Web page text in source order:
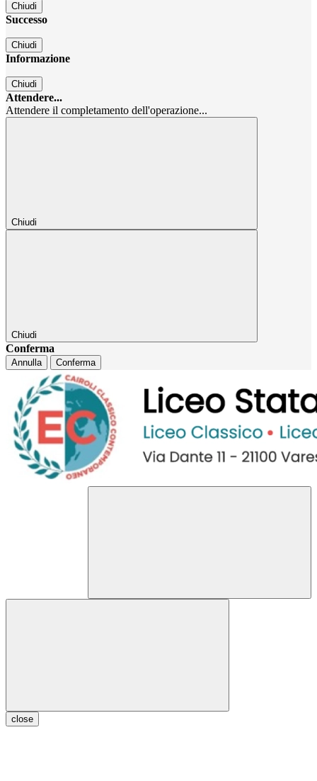
Chiudi
Successo
Chiudi
Informazione
Chiudi
Attendere...
Attendere il completamento dell'operazione...
Chiudi
Chiudi
Conferma
Annulla Conferma
close